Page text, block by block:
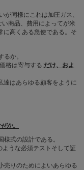
が同様にこれは加圧ガス、
商品、費用によってが米
に高くある急使である。そ
か。
格は寄与する;だけ、およ
達はあらゆる顧客をように
か。
式の設計である。
うな必須テストそして証
売りのためによいあらゆる